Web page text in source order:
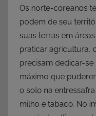
Os norte-coreanos
podem de seu
suas terras em
praticar agricultura,
precisam dedicar-
máximo que
o solo na
milho e tabaco. No